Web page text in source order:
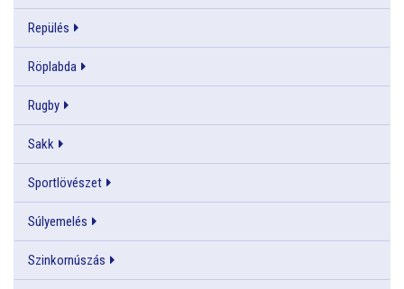
Repülés
Röplabda
Rugby
Sakk
Sportlövészet
Súlyemelés
Szinkornúszás